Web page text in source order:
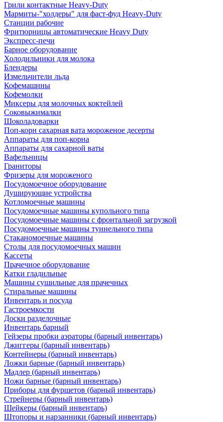
Грили контактные Heavy-Duty
Мармиты-"холдеры" для фаст-фуд Heavy-Duty
Станции рабочие
Фритюрницы автоматические Heavy Duty
Экспресс-печи
Барное оборудование
Холодильники для молока
Блендеры
Измельчители льда
Кофемашины
Кофемолки
Миксеры для молочных коктейлей
Соковыжималки
Шоколадоварки
Поп-корн сахарная вата мороженое десерты
Аппараты для поп-корна
Аппараты для сахарной ваты
Вафельницы
Граниторы
Фризеры для мороженого
Посудомоечное оборудование
Душирующие устройства
Котломоечные машины
Посудомоечные машины купольного типа
Посудомоечные машины с фронтальной загрузкой
Посудомоечные машины туннельного типа
Стаканомоечные машины
Столы для посудомоечных машин
Кассеты
Прачечное оборудование
Катки гладильные
Машины сушильные для прачечных
Стиральные машины
Инвентарь и посуда
Гастроемкости
Доски разделочные
Инвентарь барный
Гейзеры пробки аэраторы (барный инвентарь)
Джиггеры (барный инвентарь)
Контейнеры (барный инвентарь)
Ложки барные (барный инвентарь)
Мадлер (барный инвентарь)
Ножи барные (барный инвентарь)
Приборы для фуршетов (барный инвентарь)
Стрейнеры (барный инвентарь)
Шейкеры (барный инвентарь)
Штопоры и нарзанники (барный инвентарь)